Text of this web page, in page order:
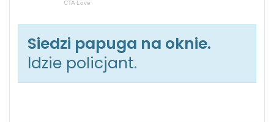
Siedzi papuga na oknie.
Idzie policjant.